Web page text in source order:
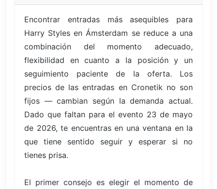
Encontrar entradas más asequibles para
Harry Styles en Ámsterdam se reduce a una
combinación del momento adecuado,
flexibilidad en cuanto a la posición y un
seguimiento paciente de la oferta. Los
precios de las entradas en Cronetik no son
fijos — cambian según la demanda actual.
Dado que faltan para el evento 23 de mayo
de 2026, te encuentras en una ventana en la
que tiene sentido seguir y esperar si no
tienes prisa.
El primer consejo es elegir el momento de